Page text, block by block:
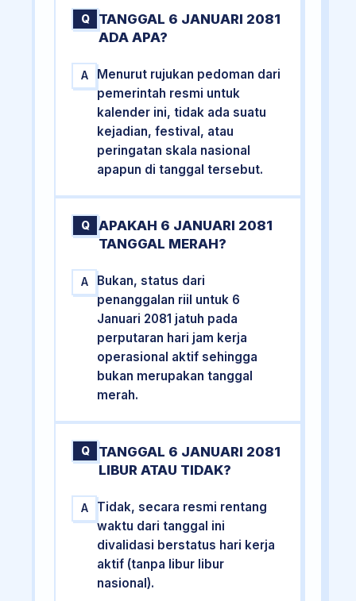
Q
TANGGAL 6 JANUARI 2081
ADA APA?
A
Menurut rujukan pedoman dari
pemerintah resmi untuk
kalender ini, tidak ada suatu
kejadian, festival, atau
peringatan skala nasional
apapun di tanggal tersebut.
Q
APAKAH 6 JANUARI 2081
TANGGAL MERAH?
A
Bukan, status dari
penanggalan riil untuk 6
Januari 2081 jatuh pada
perputaran hari jam kerja
operasional aktif sehingga
bukan merupakan tanggal
merah.
Q
TANGGAL 6 JANUARI 2081
LIBUR ATAU TIDAK?
A
Tidak, secara resmi rentang
waktu dari tanggal ini
divalidasi berstatus hari kerja
aktif (tanpa libur libur
nasional).